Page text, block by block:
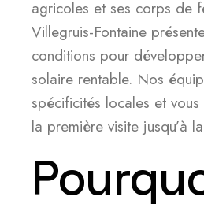
agricoles et ses corps de
Villegruis-Fontaine
conditions pour
solaire rentable. Nos
spécificités locales et
la première visite jusqu’à